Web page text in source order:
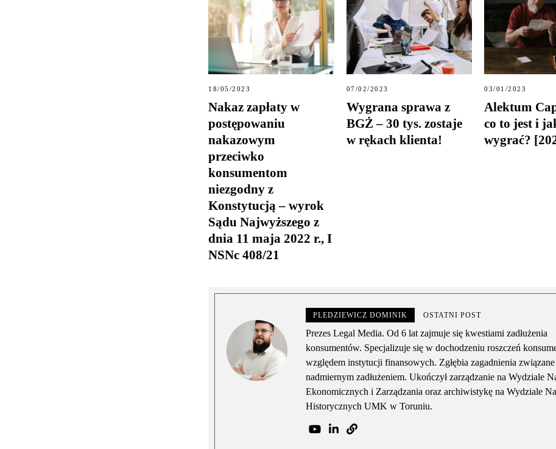
18/05/2023
Nakaz zapłaty w
postępowaniu
nakazowym
przeciwko
konsumentom
niezgodny z
Konstytucją – wyrok
Sądu Najwyższego z
dnia 11 maja 2022 r., I
NSNc 408/21
07/02/2023
Wygrana sprawa z
BGŻ – 30 tys. zostaje
w rękach klienta!
03/01/2023
Alektum
co to jest i
wygrać?
PLEDZIEWICZ DOMINIK OSTATNI POST
Prezes Legal Media. Od 6 lat zajmuje się kwestiami zadłużenia
konsumentów. Specjalizuje się w dochodzeniu roszczeń
względem instytucji finansowych. Zgłębia zagadnienia
nadmiernym zadłużeniem. Ukończył zarządzanie na Wydziale
Ekonomicznych i Zarządzania oraz archiwistykę na Wydziale
Historycznych UMK w Toruniu.